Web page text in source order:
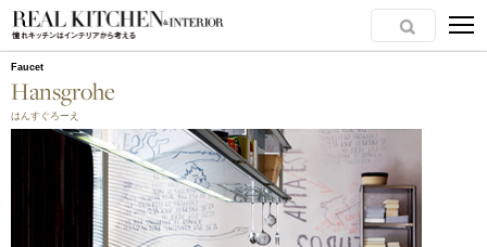
Faucet
Hansgrohe
はんすぐろーえ